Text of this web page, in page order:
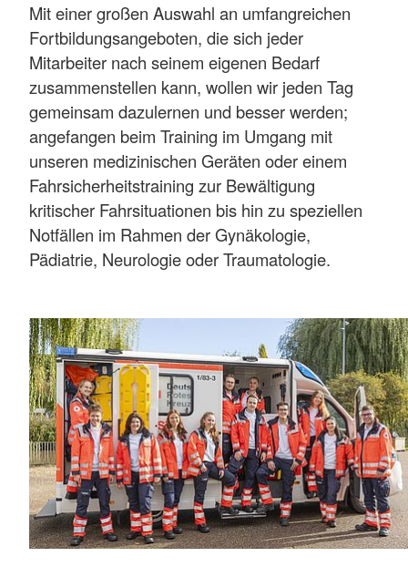
Mit einer großen Auswahl an umfangreichen
Fortbildungsangeboten, die sich jeder
Mitarbeiter nach seinem eigenen Bedarf
zusammenstellen kann, wollen wir jeden Tag
gemeinsam dazulernen und besser werden;
angefangen beim Training im Umgang mit
unseren medizinischen Geräten oder einem
Fahrsicherheitstraining zur Bewältigung
kritischer Fahrsituationen bis hin zu speziellen
Notfällen im Rahmen der Gynäkologie,
Pädiatrie, Neurologie oder Traumatologie.